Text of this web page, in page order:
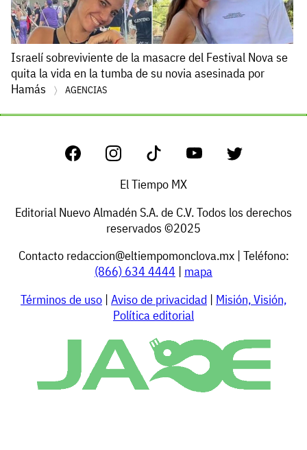
Israelí sobreviviente de la masacre del Festival Nova se
quita la vida en la tumba de su novia asesinada por
Hamás
AGENCIAS
El Tiempo MX
Editorial Nuevo Almadén S.A. de C.V. Todos los derechos
reservados ©2025
Contacto redaccion@eltiempomonclova.mx| Teléfono:
(866) 634 4444 | mapa
Términos de uso | Aviso de privacidad | Misión, Visión,
Política editorial